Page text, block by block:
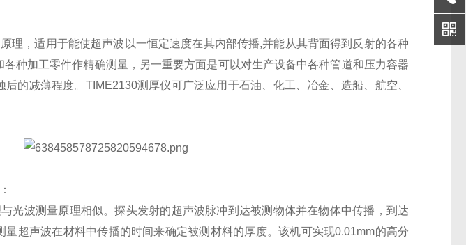
理，适用于能使超声波以一恒定速度在其内部传播,并能从其背面得到反射的各种
种加工零件作精确测量，另一重要方面是可以对生产设备中各种管道和压力容器
的减薄程度。TIME2130测厚仪可广泛应用于石油、化工、冶金、造船、航空、
光波测量原理相似。探头发射的超声波脉冲到达被测物体并在物体中传播，到达
超声波在材料中传播的时间来确定被测材料的厚度。该机可实现0.01mm的高分